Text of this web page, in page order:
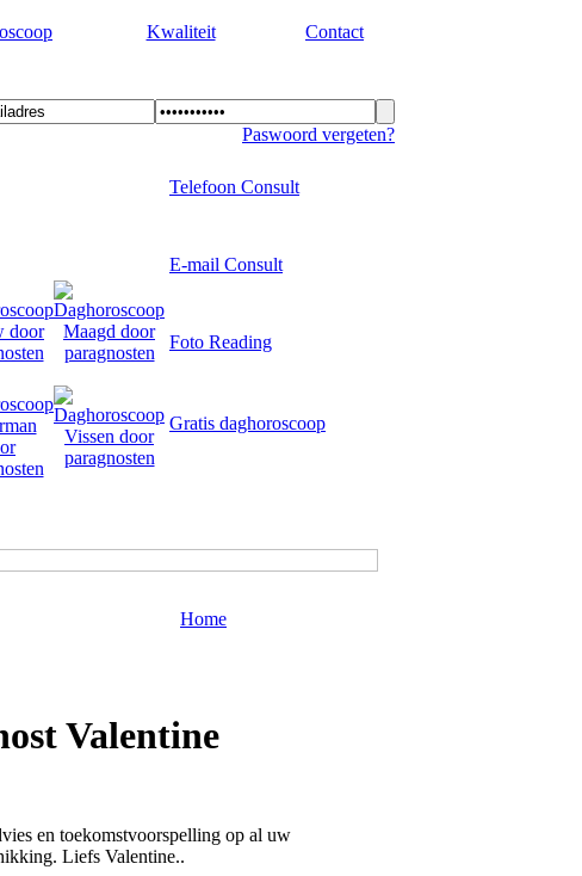
Kwaliteit Contact
Paswoord vergeten?
Amsterdam.
Telefoon Consult
E-mail Consult
Foto Reading
Gratis daghoroscoop
Home
Valentine
en toekomstvoorspelling op al uw
Liefs Valentine..